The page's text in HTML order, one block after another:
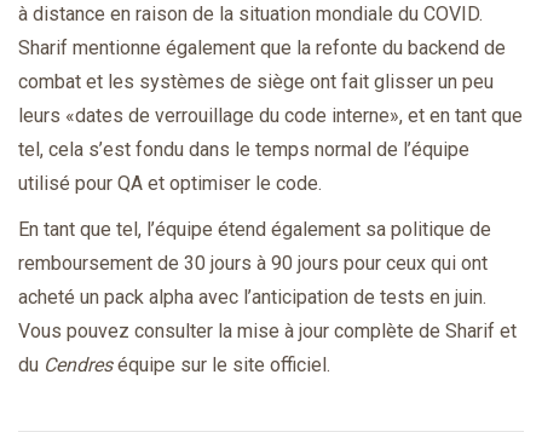
à distance en raison de la situation mondiale du COVID.
Sharif mentionne également que la refonte du backend de
combat et les systèmes de siège ont fait glisser un peu
leurs «dates de verrouillage du code interne», et en tant que
tel, cela s’est fondu dans le temps normal de l’équipe
utilisé pour QA et optimiser le code.
En tant que tel, l’équipe étend également sa politique de
remboursement de 30 jours à 90 jours pour ceux qui ont
acheté un pack alpha avec l’anticipation de tests en juin.
Vous pouvez consulter la mise à jour complète de Sharif et
du Cendreséquipe sur le site officiel.